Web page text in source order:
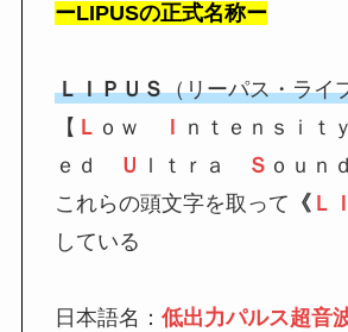
ーLIPUSの正式名称ー
ＬＩＰＵＳ（リーパス・ライ
【 Ｌ ｏｗ ｎｔｅｎｓｉｔ
ｅｄ
Ｕ ｌｔｒａ Ｓ ｏｕｎ
これらの頭文字を取って 《 Ｌ
している
日本語名： 低出力パルス超音